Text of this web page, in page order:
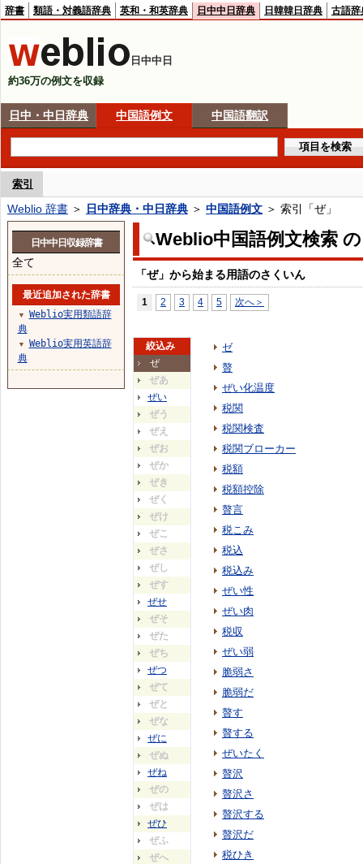
辞書 類語・対義語辞典 英和・和英辞典 日中中日辞典 日韓韓日辞典 古語辞
日中中日
約36万の例文を収録
日中・中日辞典 中国語例文 中国語翻訳
索引
Weblio 辞書 ＞ 日中辞典・中日辞典 ＞ 中国語例文 ＞ 索引「ぜ」
Weblio中国語例文検索
「ぜ」から始まる用語のさくいん
1 2 3 4 5 次へ＞
絞込み
ぜ
ぜあ
ぜい
ぜう
ぜえ
ぜお
ぜか
ぜき
ぜく
ぜけ
ぜこ
ぜさ
ぜし
ぜす
ぜせ
ぜそ
ぜた
ぜち
ぜつ
ぜて
ぜと
ぜな
ぜに
ぜぬ
ぜね
ぜの
ぜは
ぜひ
ぜふ
ぜへ
ゼ
贅
ぜい化温度
税関
税関検査
税関ブローカー
税額
税額控除
贅言
税こみ
税込
税込み
ぜい性
ぜい肉
税収
ぜい弱
脆弱さ
脆弱だ
贅す
贅する
ぜいたく
贅沢
贅沢さ
贅沢する
贅沢だ
税ひき
日中中日収録辞書
全て
最近追加された辞書
▼
Weblio実用類語辞
典
▼
Weblio実用英語辞
典